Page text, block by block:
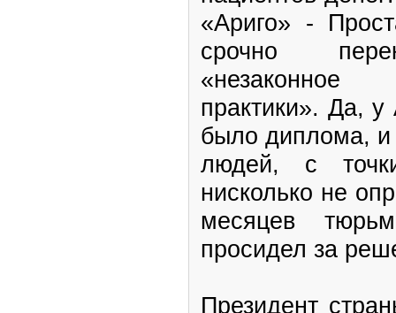
«Ариго» -
срочно
«незаконное
практики». Да, у
было диплома, и
людей, с
нисколько не
месяцев
просидел за
Президент